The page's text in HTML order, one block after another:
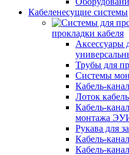
Кабеленесущие системы
прокладки кабеля
Аксессуары
Трубы для
Системы
Кабель-
Лоток
Кабель-
монтажа
Рукава для
Кабель-
Кабель-